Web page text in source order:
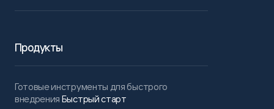
Продукты
Готовые инструменты для быстрого
внедрения Быстрый старт